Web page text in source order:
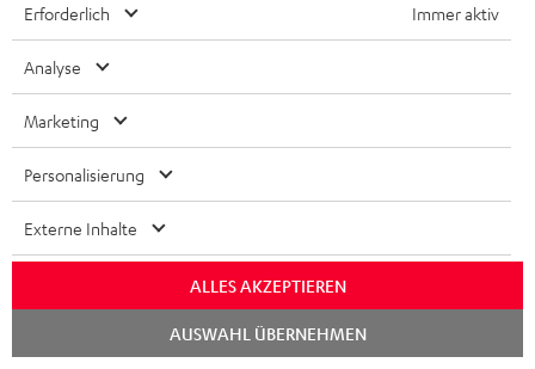
„Definitiv der beste Real Blue NC aller Zeiten!“
03/2022
Mehr...
Erforderlich Immer aktiv
Analyse
Marketing
Personalisierung
Externe Inhalte
ALLES AKZEPTIEREN
AUSWAHL ÜBERNEHMEN